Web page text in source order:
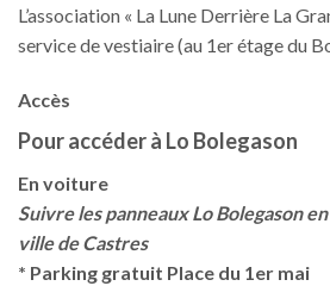
L’association « La Lune Derrière La
service de vestiaire (au 1er étage du
Accès
Pour accéder à Lo Bolegason
En voiture
Suivre les panneaux Lo Bolegason
ville de Castres
* Parking gratuit Place du 1er mai